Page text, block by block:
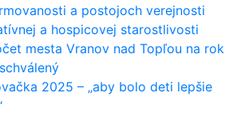
a postojoch verejnosti
a hospicovej starostlivosti
mesta Vranov nad Topľou na rok
2025 – „aby bolo deti lepšie